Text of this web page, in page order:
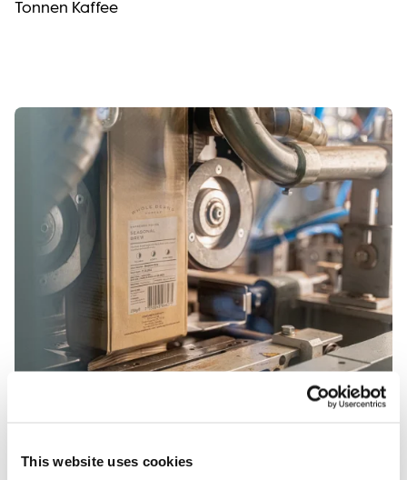
This website uses cookies
Tonnen Kaffee